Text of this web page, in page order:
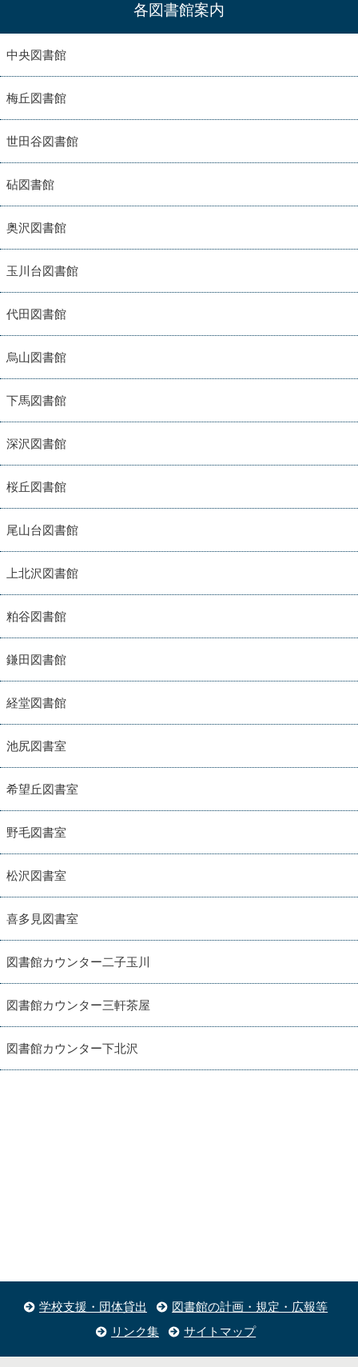
各図書館案内
中央図書館
梅丘図書館
世田谷図書館
砧図書館
奥沢図書館
玉川台図書館
代田図書館
烏山図書館
下馬図書館
深沢図書館
桜丘図書館
尾山台図書館
上北沢図書館
粕谷図書館
鎌田図書館
経堂図書館
池尻図書室
希望丘図書室
野毛図書室
松沢図書室
喜多見図書室
図書館カウンター二子玉川
図書館カウンター三軒茶屋
図書館カウンター下北沢
学校支援・団体貸出
図書館の計画・規定・広報等
リンク集
サイトマップ